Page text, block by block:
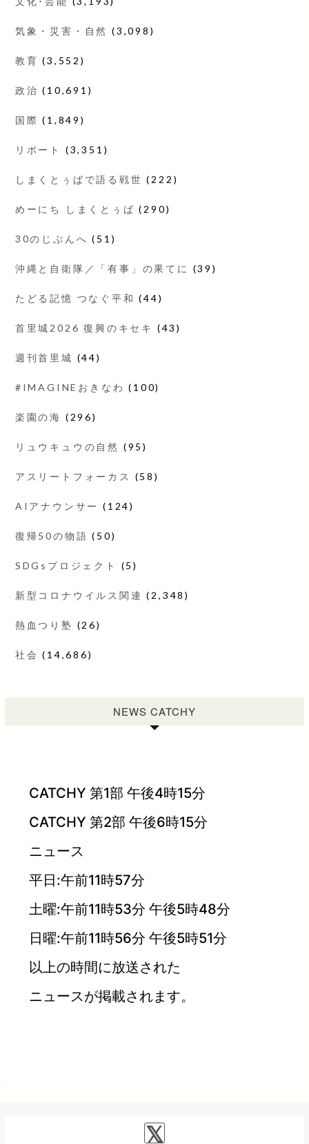
気象・災害・自然 (3,098)
教育 (3,552)
政治 (10,691)
国際 (1,849)
リポート (3,351)
しまくとぅばで語る戦世 (222)
めーにち しまくとぅば (290)
30のじぶんへ (51)
沖縄と自衛隊／「有事」の果てに (39)
たどる記憶 つなぐ平和 (44)
首里城2026 復興のキセキ (43)
週刊首里城 (44)
#IMAGINEおきなわ (100)
楽園の海 (296)
リュウキュウの自然 (95)
アスリートフォーカス (58)
AIアナウンサー (124)
復帰50の物語 (50)
SDGsプロジェクト (5)
新型コロナウイルス関連 (2,348)
熱血つり塾 (26)
社会 (14,686)
NEWS CATCHY
CATCHY 第1部 午後4時15分
CATCHY 第2部 午後6時15分
ニュース
平日:午前11時57分
土曜:午前11時53分 午後5時48分
日曜:午前11時56分 午後5時51分
以上の時間に放送された
ニュースが掲載されます。